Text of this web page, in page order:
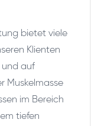
bietet viele
Klienten
und auf
Muskelmasse
im Bereich
tiefen